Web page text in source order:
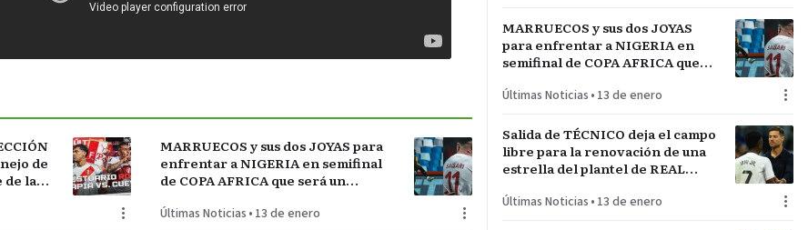
de
de la
MARRUECOS y sus dos JOYAS para
enfrentar a NIGERIA en semifinal
de COPA AFRICA que será un
reservado
Últimas Noticias • 13 de enero
MARRUECOS y sus dos JOYAS
para enfrentar a NIGERIA en
semifinal de COPA AFRICA que
pronóstico reservado
Últimas Noticias • 13 de enero
Salida de TÉCNICO deja el campo
libre para la renovación de una
estrella del plantel de REAL
Últimas Noticias • 13 de enero